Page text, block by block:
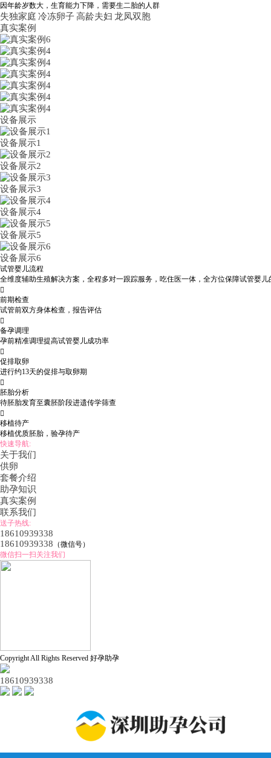
因年龄岁数大，生育能力下降，需要生二胎的人群
失独家庭 冷冻卵子高龄夫妇 龙凤双胞
真实案例
设备展示
设备展示1
设备展示2
设备展示3
设备展示4
设备展示5
设备展示6
试管婴儿流程
全维度辅助生殖解决方案，全程多对一跟踪服务，吃住医一体，全方位保障试管婴儿

前期检查
试管前双方身体检查，报告评估

备孕调理
孕前精准调理提高试管婴儿成功率

促排取卵
进行约13天的促排与取卵期

胚胎分析
待胚胎发育至囊胚阶段进遗传学筛查

移植待产
移植优质胚胎，验孕待产
快速导航:
关于我们
供卵
套餐介绍
助孕知识
真实案例
联系我们
送子热线:
18610939338
18610939338 （微信号）
微信扫一扫关注我们
Copyright All Rights Reserved 好孕助孕
18610939338